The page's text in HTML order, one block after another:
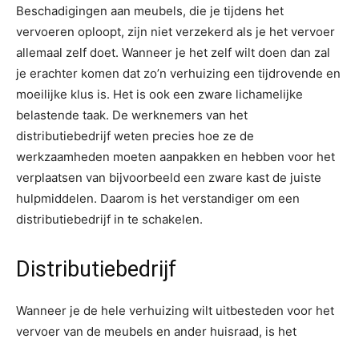
Beschadigingen aan meubels, die je tijdens het
vervoeren oploopt, zijn niet verzekerd als je het vervoer
allemaal zelf doet. Wanneer je het zelf wilt doen dan zal
je erachter komen dat zo’n verhuizing een tijdrovende en
moeilijke klus is. Het is ook een zware lichamelijke
belastende taak. De werknemers van het
distributiebedrijf weten precies hoe ze de
werkzaamheden moeten aanpakken en hebben voor het
verplaatsen van bijvoorbeeld een zware kast de juiste
hulpmiddelen. Daarom is het verstandiger om een
distributiebedrijf in te schakelen.
Distributiebedrijf
Wanneer je de hele verhuizing wilt uitbesteden voor het
vervoer van de meubels en ander huisraad, is het